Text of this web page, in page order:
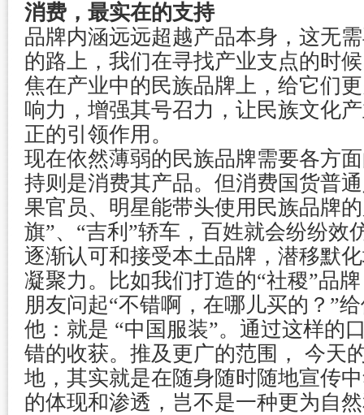
消费，最实在的支持
品牌内涵远远超越产品本身，这无
的路上，我们在寻找产业支点的时
焦在产业中的民族品牌上，给它们
响力，增强其号召力，让民族文化
正的引领作用。
现在依然薄弱的民族品牌需要各方
持则是消费其产品。但消费国货普
果官员、明星能带头使用民族品牌
旗”、“吉利”轿车，百姓就会纷纷效
逐渐认可和接受本土品牌，潜移默
凝聚力。比如我们打造的“社稷”品
朋友问起“不错啊，在哪儿买的？”
他：就是 “中国服装”。通过这样的
错的收获。推及更广的范围， 今天
地，其实就是在随身随时随地宣传
的体现和渗透，岂不是一种更为自